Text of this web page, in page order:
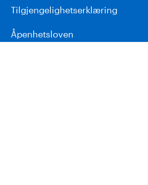
Tilgjengelighetserklæring
Åpenhetsloven